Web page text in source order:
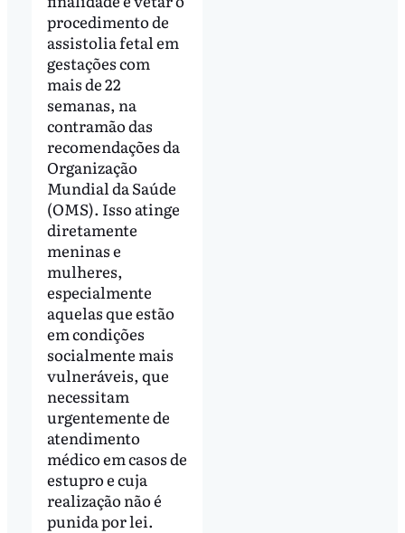
procedimento de
assistolia fetal em
gestações com
mais de 22
semanas, na
contramão das
recomendações da
Organização
Mundial da Saúde
(OMS). Isso atinge
diretamente
meninas e
mulheres,
especialmente
aquelas que estão
em condições
socialmente mais
vulneráveis, que
necessitam
urgentemente de
atendimento
médico em casos de
estupro e cuja
realização não é
punida por lei.